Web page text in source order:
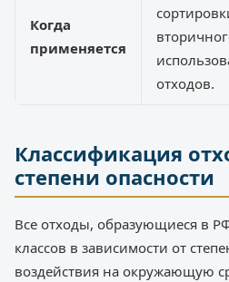
Когда
применяется
отходов.
Классификация
степени опасности
Все отходы, образующиеся в
классов в зависимости от
воздействия на окружающую